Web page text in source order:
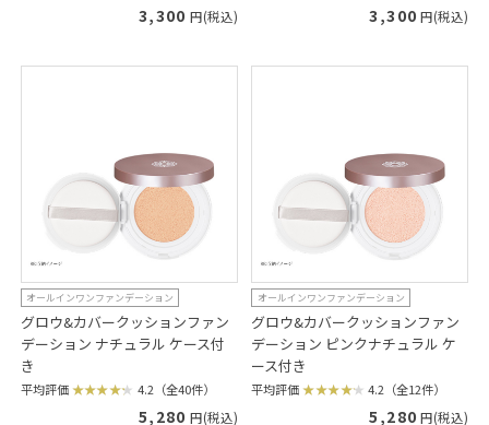
3,300 円(税込) 3,300 円(税込)
オールインワンファンデーション
グロウ&カバークッションファン
デーション ナチュラル ケース付
き
平均評価 4.2（全40件）
5,280 円(税込)
オールインワンファンデーション
グロウ&カバークッションファン
デーション ピンクナチュラル ケ
ース付き
平均評価 4.2（全12件）
5,280 円(税込)